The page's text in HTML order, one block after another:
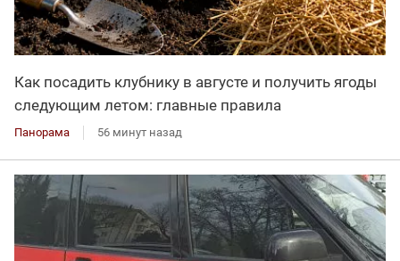
Как посадить клубнику в августе и получить ягоды
следующим летом: главные правила
Панорама 56 минут назад